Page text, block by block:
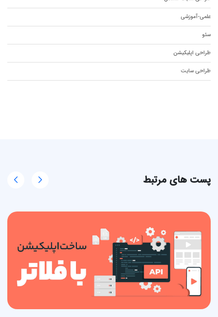
علمی-آموزشی
سئو
طراحی اپلیکیشن
طراحی سایت
پست های مرتبط